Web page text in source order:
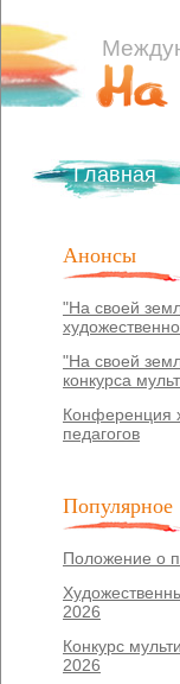
Главная
Анонсы
"На своей
"На своей
конкурса
Конференция
педагогов
Популярное
Положение о
2026
Конкурс
2026